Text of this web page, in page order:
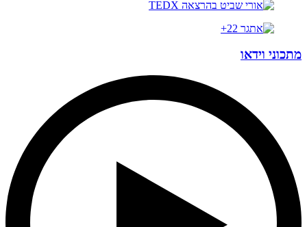
מתכוני וידאו